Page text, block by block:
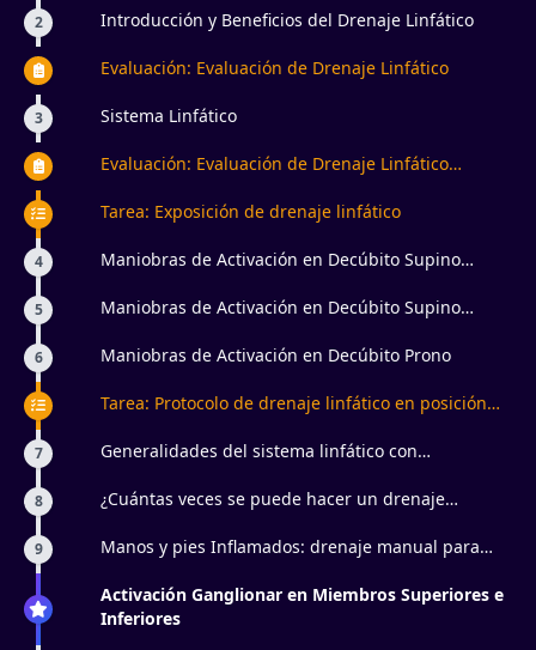
2 Introducción y Beneficios del Drenaje Linfático
Evaluación: Evaluación de Drenaje Linfático
3 Sistema Linfático
Evaluación: Evaluación de Drenaje Linfático
Tarea: Exposición de drenaje linfático
4
Maniobras de Activación en Decúbito Supino
5
Maniobras de Activación en Decúbito Supino
6 Maniobras de Activación en Decúbito Prono
Tarea: Protocolo de drenaje linfático en posición
7
Generalidades del sistema linfático con
8
¿Cuántas veces se puede hacer un drenaje
9
Manos y pies Inflamados: drenaje manual para
Activación Ganglionar en Miembros Superiores e
Inferiores